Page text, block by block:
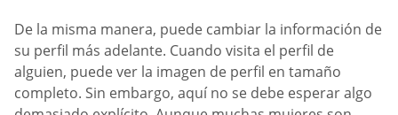
De la misma manera, puede cambiar la información de
su perfil más adelante. Cuando visita el perfil de
alguien, puede ver la imagen de perfil en tamaño
completo. Sin embargo, aquí no se debe esperar algo